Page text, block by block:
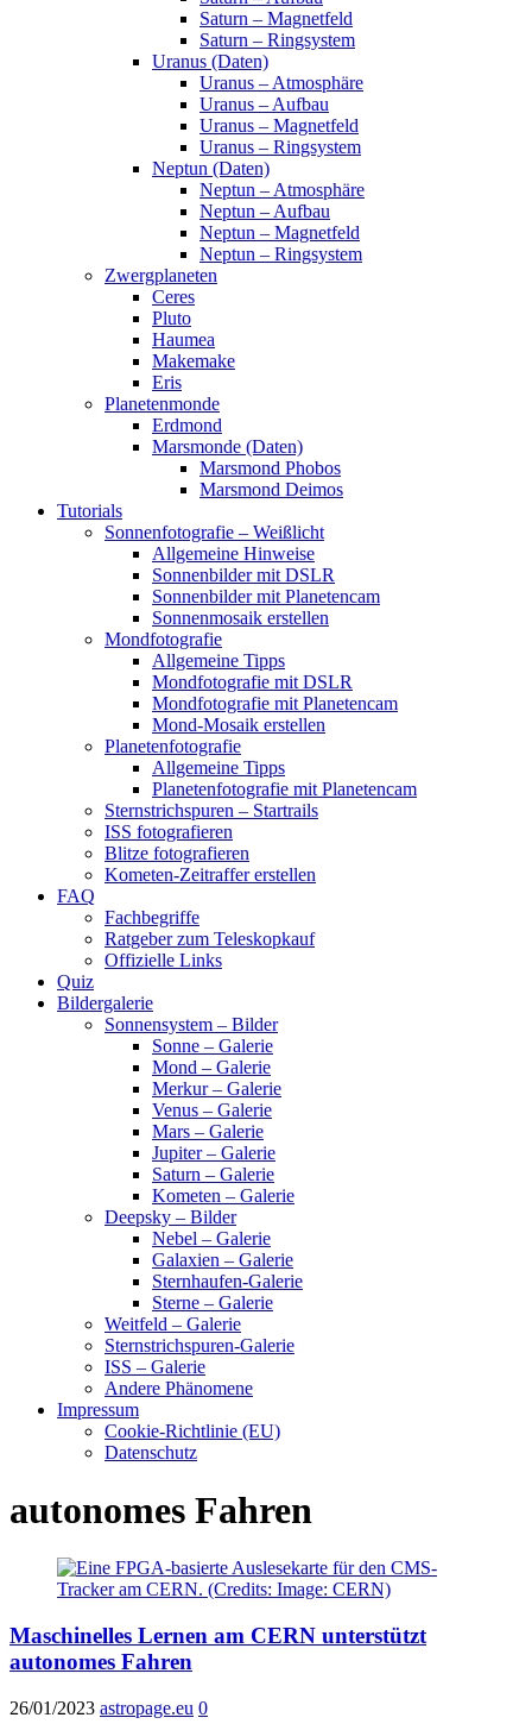
Saturn – Magnetfeld
Saturn – Ringsystem
Uranus (Daten)
Uranus – Atmosphäre
Uranus – Aufbau
Uranus – Magnetfeld
Uranus – Ringsystem
Neptun (Daten)
Neptun – Atmosphäre
Neptun – Aufbau
Neptun – Magnetfeld
Neptun – Ringsystem
Zwergplaneten
Ceres
Pluto
Haumea
Makemake
Eris
Planetenmonde
Erdmond
Marsmonde (Daten)
Marsmond Phobos
Marsmond Deimos
Tutorials
Sonnenfotografie – Weißlicht
Allgemeine Hinweise
Sonnenbilder mit DSLR
Sonnenbilder mit Planetencam
Sonnenmosaik erstellen
Mondfotografie
Allgemeine Tipps
Mondfotografie mit DSLR
Mondfotografie mit Planetencam
Mond-Mosaik erstellen
Planetenfotografie
Allgemeine Tipps
Planetenfotografie mit Planetencam
Sternstrichspuren – Startrails
ISS fotografieren
Blitze fotografieren
Kometen-Zeitraffer erstellen
FAQ
Fachbegriffe
Ratgeber zum Teleskopkauf
Offizielle Links
Quiz
Bildergalerie
Sonnensystem – Bilder
Sonne – Galerie
Mond – Galerie
Merkur – Galerie
Venus – Galerie
Mars – Galerie
Jupiter – Galerie
Saturn – Galerie
Kometen – Galerie
Deepsky – Bilder
Nebel – Galerie
Galaxien – Galerie
Sternhaufen-Galerie
Sterne – Galerie
Weitfeld – Galerie
Sternstrichspuren-Galerie
ISS – Galerie
Andere Phänomene
Impressum
Cookie-Richtlinie (EU)
Datenschutz
autonomes Fahren
Maschinelles Lernen am CERN unterstützt
autonomes Fahren
26/01/2023 astropage.eu 0